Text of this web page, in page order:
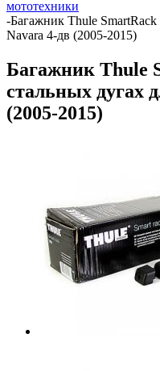
мототехники
-Багажник Thule SmartRack
Navara 4-дв (2005-2015)
Багажник Thule
стальных дугах
(2005-2015)